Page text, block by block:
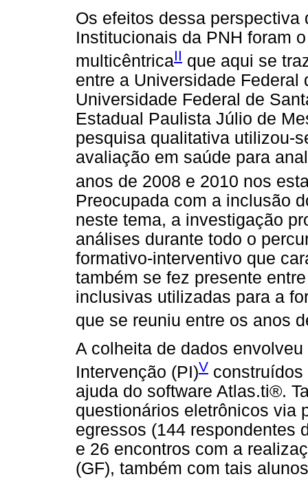
Os efeitos dessa perspectiva
Institucionais da PNH foram
multicêntricaII que aqui se
entre a Universidade Federal
Universidade Federal de
Estadual Paulista Júlio de
pesquisa qualitativa utilizou-
avaliação em saúde para
anos de 2008 e 2010 nos
Preocupada com a inclusão
neste tema, a investigação
análises durante todo o
formativo-interventivo que
também se fez presente
inclusivas utilizadas para a
que se reuniu entre os anos
A colheita de dados
Intervenção (PI)V
ajuda do software Atlas.ti®.
questionários eletrônicos via
egressos (144 respondentes
e 26 encontros com a
(GF), também com tais